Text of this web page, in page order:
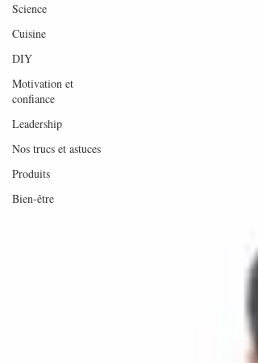
Science
Cuisine
DIY
Motivation et
confiance
Leadership
Nos trucs et astuces
Produits
Bien-être